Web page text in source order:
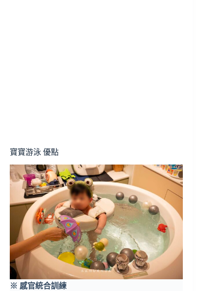
寶寶游泳 優點
※ 感官統合訓練